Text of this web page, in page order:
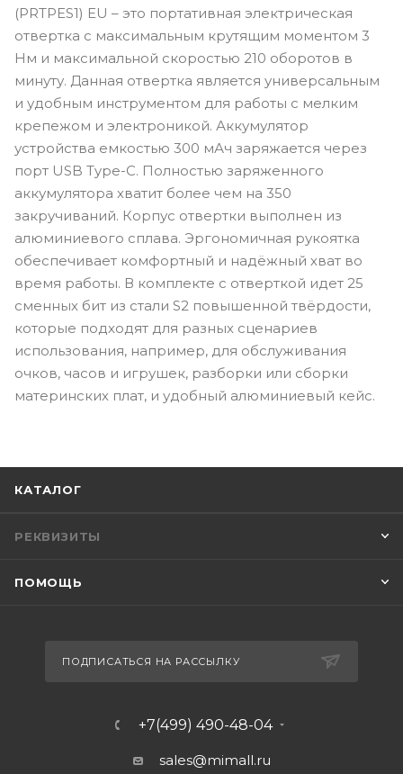
(PRTPES1) EU – это портативная электрическая
отвертка с максимальным крутящим моментом 3
Нм и максимальной скоростью 210 оборотов в
минуту. Данная отвертка является универсальным
и удобным инструментом для работы с мелким
крепежом и электроникой. Аккумулятор
устройства емкостью 300 мАч заряжается через
порт USB Type-C. Полностью заряженного
аккумулятора хватит более чем на 350
закручиваний. Корпус отвертки выполнен из
алюминиевого сплава. Эргономичная рукоятка
обеспечивает комфортный и надёжный хват во
время работы. В комплекте с отверткой идет 25
сменных бит из стали S2 повышенной твёрдости,
которые подходят для разных сценариев
использования, например, для обслуживания
очков, часов и игрушек, разборки или сборки
материнских плат, и удобный алюминиевый кейс.
КАТАЛОГ
РЕКВИЗИТЫ
ПОМОЩЬ
ПОДПИСАТЬСЯ НА РАССЫЛКУ
+7(499) 490-48-04
sales@mimall.ru